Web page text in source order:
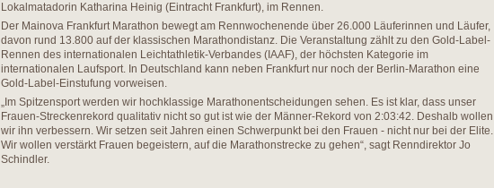
Lokalmatadorin Katharina Heinig (Eintracht Frankfurt), im Rennen.
Der Mainova Frankfurt Marathon bewegt am Rennwochenende über 26.000 Läuferinnen und Läufer,
davon rund 13.800 auf der klassischen Marathondistanz. Die Veranstaltung zählt zu den Gold-Label-
Rennen des internationalen Leichtathletik-Verbandes (IAAF), der höchsten Kategorie im
internationalen Laufsport. In Deutschland kann neben Frankfurt nur noch der Berlin-Marathon eine
Gold-Label-Einstufung vorweisen.
„Im Spitzensport werden wir hochklassige Marathonentscheidungen sehen. Es ist klar, dass unser
Frauen-Streckenrekord qualitativ nicht so gut ist wie der Männer-Rekord von 2:03:42. Deshalb wollen
wir ihn verbessern. Wir setzen seit Jahren einen Schwerpunkt bei den Frauen - nicht nur bei der Elite.
Wir wollen verstärkt Frauen begeistern, auf die Marathonstrecke zu gehen“, sagt Renndirektor Jo
Schindler.